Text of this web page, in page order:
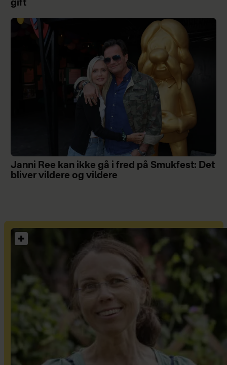
gift
Janni Ree kan ikke gå i fred på Smukfest: Det
bliver vildere og vildere